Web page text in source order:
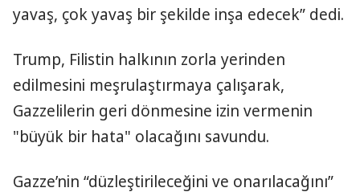
yavaş, çok yavaş bir şekilde inşa edecek” dedi.
Trump, Filistin halkının zorla yerinden
edilmesini meşrulaştırmaya çalışarak,
Gazzelilerin geri dönmesine izin vermenin
"büyük bir hata" olacağını savundu.
Gazze’nin “düzleştirileceğini ve onarılacağını”